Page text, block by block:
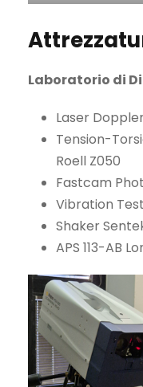
Laboratorio di
Laser
Tension-
Roell Z050
Fastcam
Vibration Test
Shaker
APS 113-AB